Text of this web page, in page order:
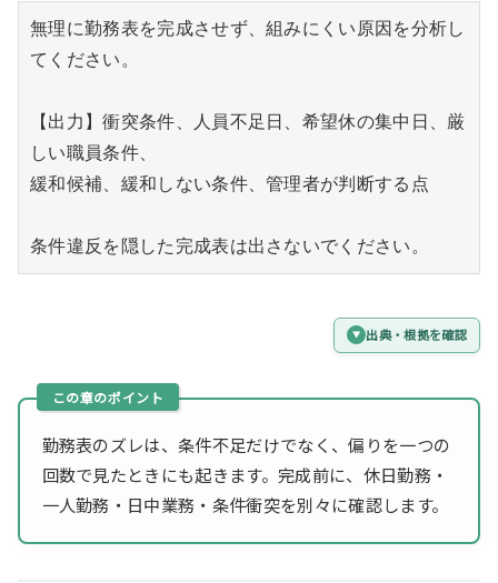
無理に勤務表を完成させず、組みにくい原因を分析し
てください。
【出力】衝突条件、人員不足日、希望休の集中日、厳
しい職員条件、
緩和候補、緩和しない条件、管理者が判断する点
条件違反を隠した完成表は出さないでください。
出典・根拠を確認
勤務表のズレは、条件不足だけでなく、偏りを一つの
回数で見たときにも起きます。完成前に、休日勤務・
一人勤務・日中業務・条件衝突を別々に確認します。